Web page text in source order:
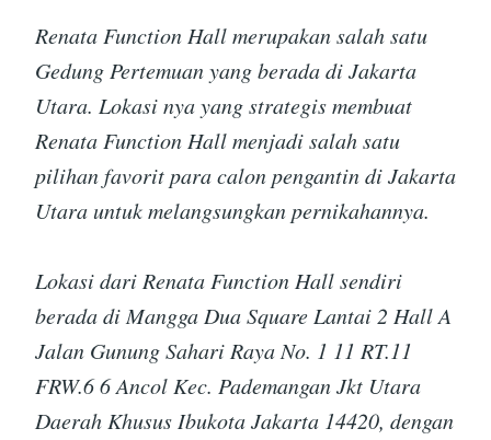
Renata Function Hall merupakan salah satu
Gedung Pertemuan yang berada di Jakarta
Utara. Lokasi nya yang strategis membuat
Renata Function Hall menjadi salah satu
pilihan favorit para calon pengantin di Jakarta
Utara untuk melangsungkan pernikahannya.
Lokasi dari Renata Function Hall sendiri
berada di Mangga Dua Square Lantai 2 Hall A
Jalan Gunung Sahari Raya No. 1 11 RT.11
FRW.6 6 Ancol Kec. Pademangan Jkt Utara
Daerah Khusus Ibukota Jakarta 14420, dengan